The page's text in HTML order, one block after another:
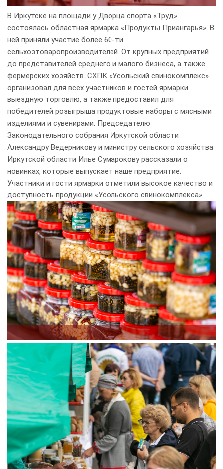
В Иркутске на площади у Дворца спорта «Труд»
состоялась областная ярмарка «Продукты Приангарья». В
ней приняли участие более 60-ти
сельхозтоваропроизводителей. От крупных предприятий
до представителей среднего и малого бизнеса, а также
фермерских хозяйств. СХПК «Усольский свинокомплекс»
организовал для всех участников и гостей ярмарки
выездную торговлю, а также предоставил для
победителей розыгрыша продуктовые наборы с мясными
изделиями и сувенирами. Председателю
Законодательного собрания Иркутской области
Александру Ведерникову и министру сельского хозяйства
Иркутской области Илье Сумарокову рассказали о
новинках, которые выпускает наше предприятие.
Участники и гости ярмарки отметили высокое качество и
доступность продукции «Усольского свинокомплекса».